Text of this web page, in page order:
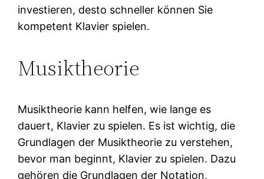
investieren, desto schneller können Sie
kompetent Klavier spielen.
Musiktheorie
Musiktheorie kann helfen, wie lange es
dauert, Klavier zu spielen. Es ist wichtig, die
Grundlagen der Musiktheorie zu verstehen,
bevor man beginnt, Klavier zu spielen. Dazu
gehören die Grundlagen der Notation,